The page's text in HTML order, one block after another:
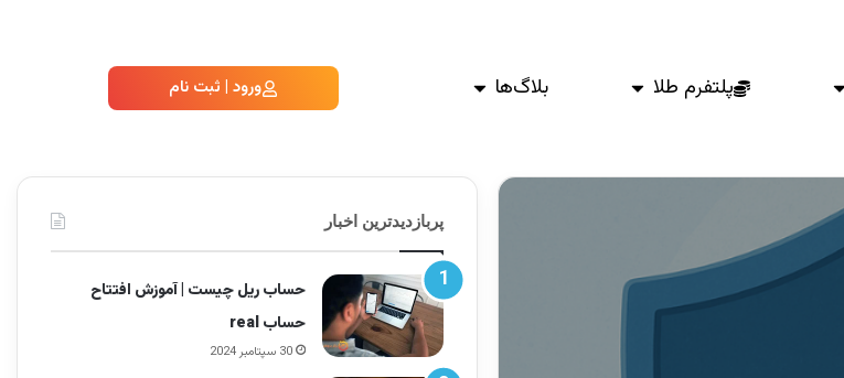
پلتفرم طلا بلاگ‌ها ورود | ثبت نام
پربازدیدترین اخبار
حساب ریل چیست | آموزش افتتاح
حساب real
30 سپتامبر 2024